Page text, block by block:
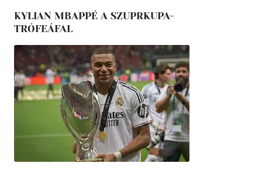
KYLIAN MBAPPÉ A SZUPRKUPA-
TRÓFEÁFAL